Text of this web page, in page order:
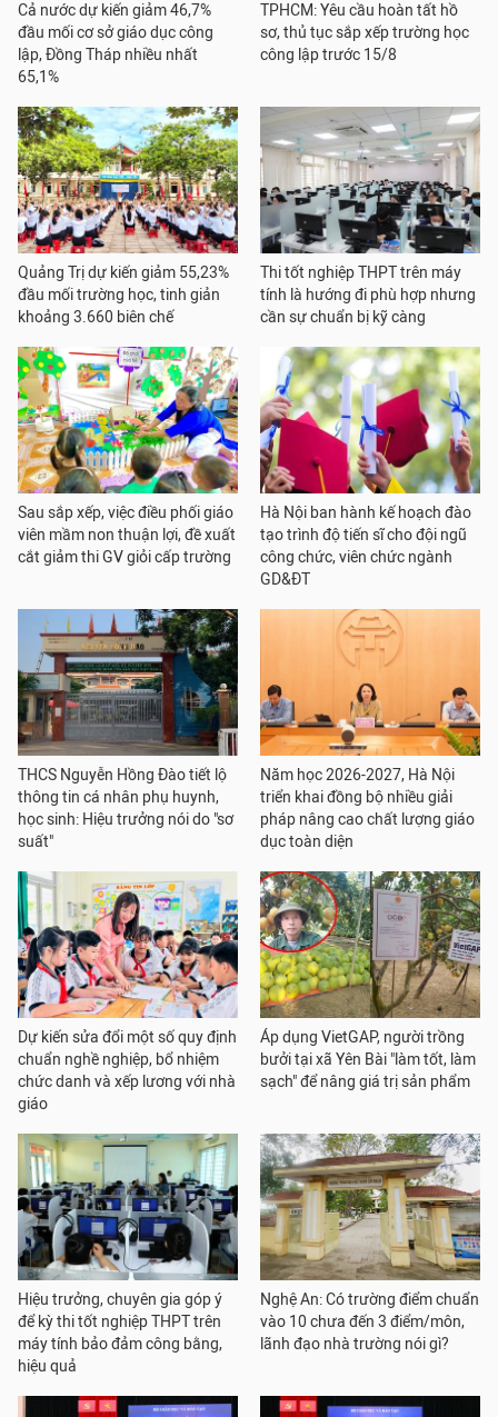
Cả nước dự kiến giảm 46,7%
đầu mối cơ sở giáo dục công
lập, Đồng Tháp nhiều nhất
65,1%
TPHCM: Yêu cầu hoàn tất hồ
sơ, thủ tục sắp xếp trường học
công lập trước 15/8
Quảng Trị dự kiến giảm 55,23%
đầu mối trường học, tinh giản
khoảng 3.660 biên chế
Thi tốt nghiệp THPT trên máy
tính là hướng đi phù hợp nhưng
cần sự chuẩn bị kỹ càng
Sau sắp xếp, việc điều phối giáo
viên mầm non thuận lợi, đề xuất
cắt giảm thi GV giỏi cấp trường
Hà Nội ban hành kế hoạch đào
tạo trình độ tiến sĩ cho đội ngũ
công chức, viên chức ngành
GD&ĐT
THCS Nguyễn Hồng Đào tiết lộ
thông tin cá nhân phụ huynh,
học sinh: Hiệu trưởng nói do "sơ
suất"
Năm học 2026-2027, Hà Nội
triển khai đồng bộ nhiều giải
pháp nâng cao chất lượng giáo
dục toàn diện
Dự kiến sửa đổi một số quy định
chuẩn nghề nghiệp, bổ nhiệm
chức danh và xếp lương với nhà
giáo
Áp dụng VietGAP, người trồng
bưởi tại xã Yên Bài "làm tốt, làm
sạch" để nâng giá trị sản phẩm
Hiệu trưởng, chuyên gia góp ý
để kỳ thi tốt nghiệp THPT trên
máy tính bảo đảm công bằng,
hiệu quả
Nghệ An: Có trường điểm chuẩn
vào 10 chưa đến 3 điểm/môn,
lãnh đạo nhà trường nói gì?